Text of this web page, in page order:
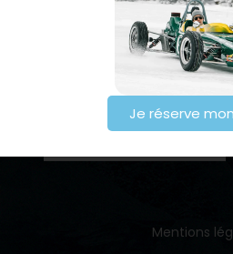
Mentions
Je réserve